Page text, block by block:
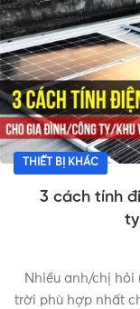
THIẾT BỊ KHÁC
3 cách tính
Nhiều anh/chị
trời phù hợp nhất